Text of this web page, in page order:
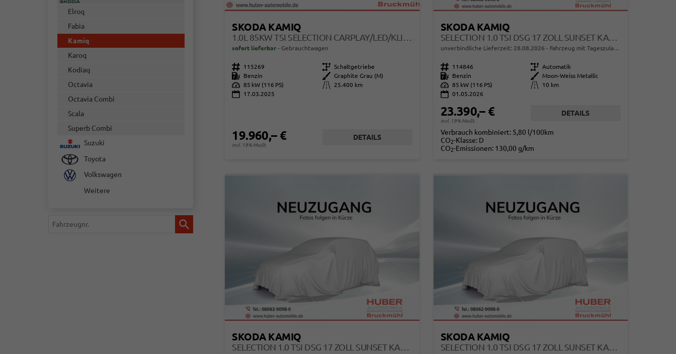
SKODA KAMIQ
sofort lieferbar Gebrauchtwagen
Fahrzeugnr. 115269 Getriebe Schaltgetriebe
Kraftstoff
Benzin Außenfarbe
Graphite Grau (M)
Leistung 85 kW (116 PS) Kilometerstand
25.400 km
17.03.2025
19.960,– €
incl. 19% MwSt.
DETAILS
SKODA KAMIQ
unverbindliche Lieferzeit: 28.08.2026 Fahrzeug mit Tageszulassung
Fahrzeugnr. 114846 Getriebe
Automatik
Kraftstoff
Benzin Außenfarbe
Moon-Weiss Metallic
Leistung 85 kW (116 PS) Kilometerstand
10 km
01.05.2026
23.390,– €
incl. 19% MwSt.
DETAILS
Verbrauch kombiniert: 5,80 l/100km
CO2-Klasse: D
CO2-Emissionen: 130,00 g/km
SKODA KAMIQ
SELECTION 1.0 TSI DSG 17 ZOLL SUNSET KAMERA PDC V+H
SKODA KAMIQ
SELECTION 1.0 TSI DSG 17 ZOLL SUNSET KAMERA PDC V+H
Elroq
Fabia
Kamiq
Karoq
Kodiaq
Octavia
Octavia Combi
Scala
Superb Combi
Suzuki
Toyota
Volkswagen
Weitere
Fahrzeugnr.